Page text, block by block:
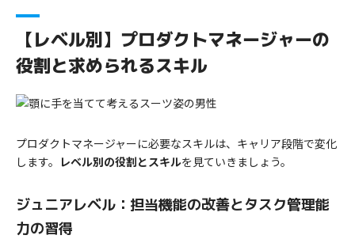
【レベル別】プロダクトマネージャーの
役割と求められるスキル
プロダクトマネージャーに必要なスキルは、キャリア段階で変化
します。 レベル別の役割とスキルを見ていきましょう。
ジュニアレベル：担当機能の改善とタスク管理能
力の習得